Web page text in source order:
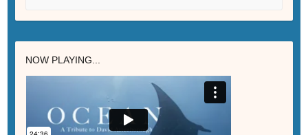
NOW PLAYING...